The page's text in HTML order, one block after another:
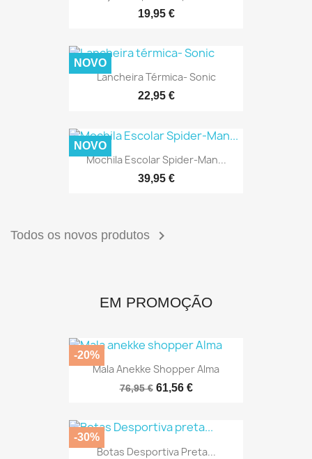
19,95 €
Lancheira Térmica- Sonic
22,95 €
NOVO
Mochila Escolar Spider-Man...
39,95 €
NOVO
Todos os novos produtos 
EM PROMOÇÃO
Mala Anekke Shopper Alma
76,95 € 61,56 €
-20%
Botas Desportiva Preta...
-30%